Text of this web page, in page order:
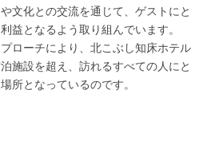
文化との交流を通じて、ゲストにと
益となるよう取り組んでいます。
ローチにより、北こぶし知床ホテル
施設を超え、訪れるすべての人にと
所となっているのです。